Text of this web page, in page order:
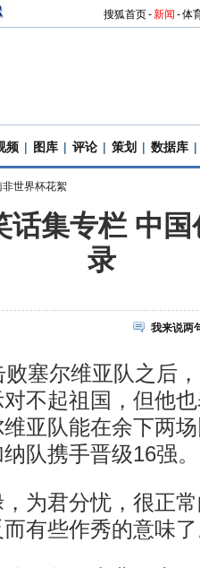
搜狐首页-新闻 -体
频 | 图库 | 评论 | 策划 | 数据库 |
非世界杯花絮
话集专栏 中
录
我来说两
尔维亚队之后，
不起祖国，但他
亚队能在余下两
队携手晋级16强。
君分忧，很正常
有些作秀的意味